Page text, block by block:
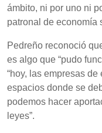
ámbito, ni por uno ni
patronal de economía
Pedreño reconoció
es algo que “pudo
“hoy, las empresas
espacios donde se
podemos hacer
leyes”.